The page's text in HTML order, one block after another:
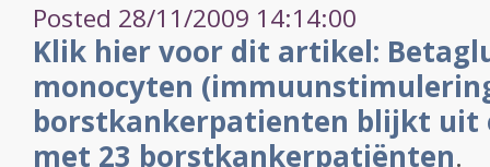
Posted 28/11/2009 14:14:00
Klik hier voor dit artikel:
monocyten
borstkankerpatienten blijkt uit
met 23 borstkankerpatiënten.